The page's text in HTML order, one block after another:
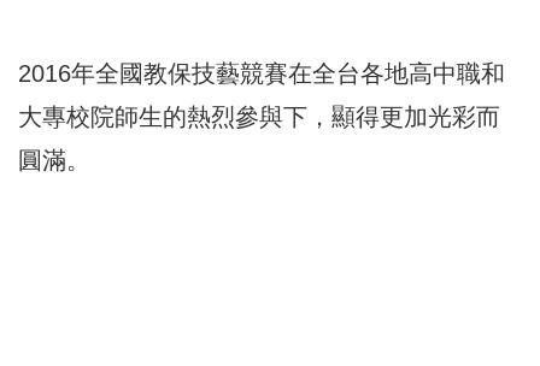
2016年全國教保技藝競賽在全台各地高中職和
大專校院師生的熱烈參與下，顯得更加光彩而
圓滿。